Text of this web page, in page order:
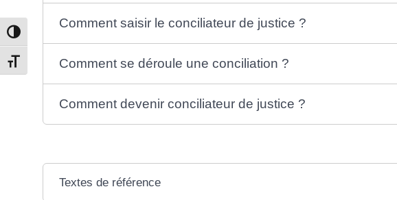
Passer en contraste élevé
Changer la taille de la police
Comment saisir le conciliateur de justice ?
Comment se déroule une conciliation ?
Comment devenir conciliateur de justice ?
Textes de référence